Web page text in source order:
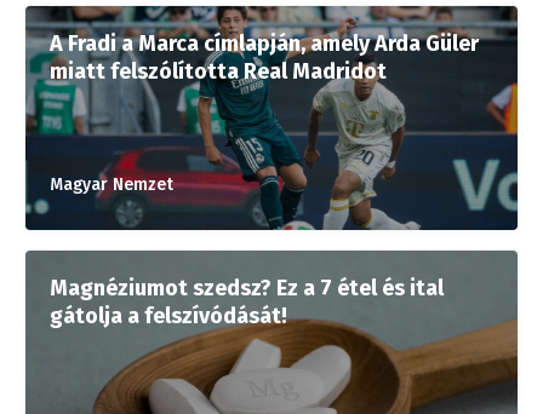
A Fradi a Marca címlapján, amely Arda Güler
miatt felszólította Real Madridot
Magyar Nemzet
Magnéziumot szedsz? Ez a 7 étel és ital
gátolja a felszívódását!